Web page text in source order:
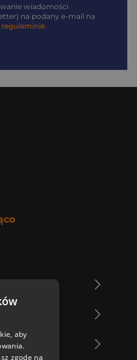
wiadomości
na podany e-mail na
regulaminie
aby
zgodę na